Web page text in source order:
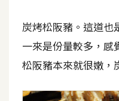
炭烤松阪豬。這道也
一來是份量較多，感
松阪豬本來就很嫩，